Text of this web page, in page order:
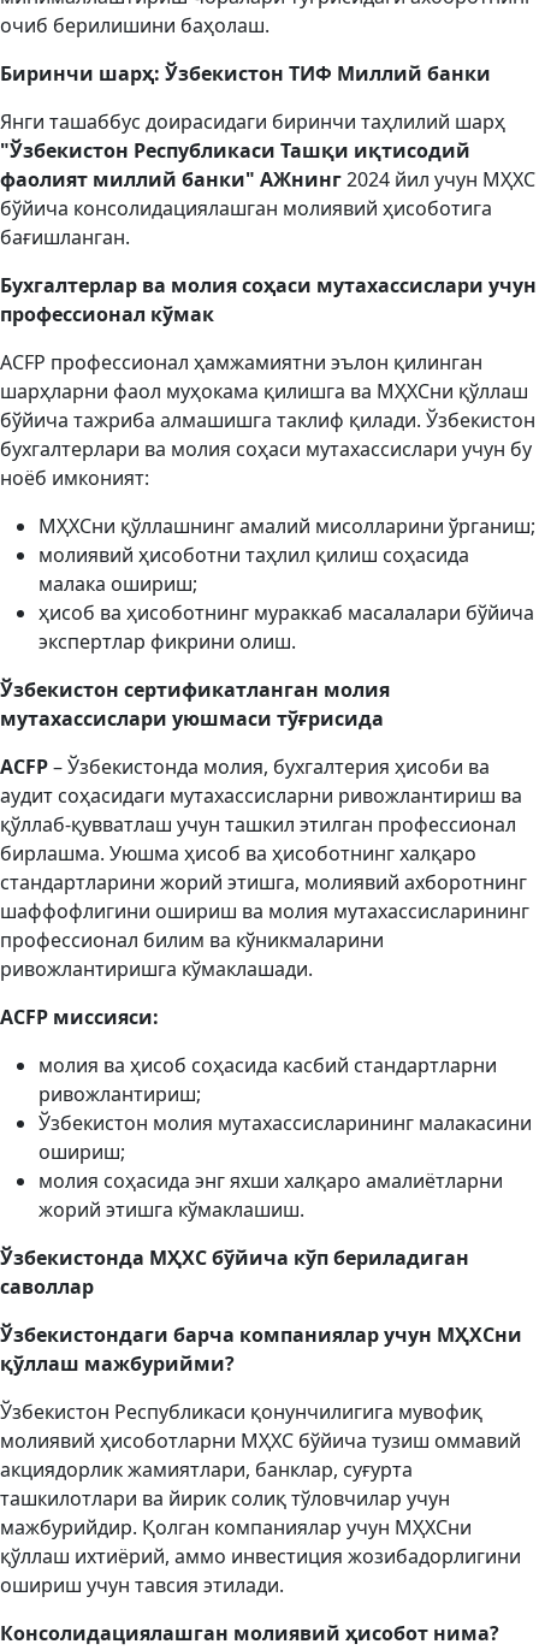
очиб берилишини баҳолаш.
Биринчи шарҳ: Ўзбекистон ТИФ Миллий банки
Янги ташаббус доирасидаги биринчи таҳлилий шарҳ
"Ўзбекистон Республикаси Ташқи иқтисодий
фаолият миллий банки" АЖнинг2024 йил учун МҲХС
бўйича консолидациялашган молиявий ҳисоботига
бағишланган.
Бухгалтерлар ва молиясоҳаси мутахассислари учун
профессионал кўмак
ACFP профессионал ҳамжамиятни эълон қилинган
шарҳларни фаол муҳокама қилишга ва МҲХСни қўллаш
бўйича тажриба алмашишга таклиф қилади. Ўзбекистон
бухгалтерлари ва молия соҳаси мутахассислари учун бу
ноёб имконият:
МҲХСни қўллашнинг амалий мисолларини ўрганиш;
молиявий ҳисоботни таҳлил қилиш соҳасида
малака ошириш;
ҳисоб ва ҳисоботнинг мураккаб масалалари бўйича
экспертлар фикрини олиш.
Ўзбекистон сертификатланган молия
мутахассислари уюшмаси тўғрисида
ACFP– Ўзбекистонда молия, бухгалтерия ҳисоби ва
аудит соҳасидаги мутахассисларни ривожлантириш ва
қўллаб-қувватлаш учун ташкил этилган профессионал
бирлашма. Уюшма ҳисоб ва ҳисоботнинг халқаро
стандартларини жорий этишга, молиявий ахборотнинг
шаффофлигини ошириш ва молия мутахассисларининг
профессионал билим ва кўникмаларини
ривожлантиришга кўмаклашади.
ACFP миссияси:
молия ва ҳисоб соҳасида касбий стандартларни
ривожлантириш;
Ўзбекистон молия мутахассисларининг малакасини
ошириш;
молия соҳасида энг яхши халқаро амалиётларни
жорий этишга кўмаклашиш.
Ўзбекистонда МҲХС бўйича кўпбериладиган
саволлар
Ўзбекистондаги барча компаниялар учун МҲХСни
қўллаш мажбурийми?
Ўзбекистон Республикаси қонунчилигига мувофиқ
молиявий ҳисоботларни МҲХС бўйича тузиш оммавий
акциядорлик жамиятлари, банклар, суғурта
ташкилотлари ва йирик солиқ тўловчилар учун
мажбурийдир. Қолган компаниялар учун МҲХСни
қўллаш ихтиёрий, аммо инвестиция жозибадорлигини
ошириш учун тавсия этилади.
Консолидациялашган молиявий ҳисобот нима?